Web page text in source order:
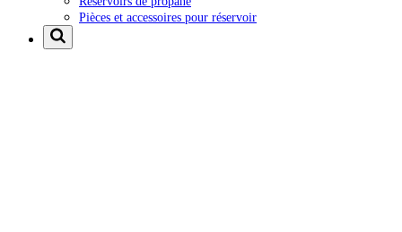
Pièces et accessoires pour réservoir